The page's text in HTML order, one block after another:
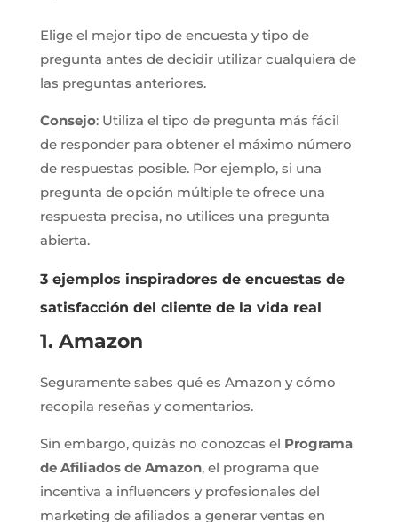
Elige el mejor tipo de encuesta y tipo de
pregunta antes de decidir utilizar cualquiera de
las preguntas anteriores.
Consejo: Utiliza el tipo de pregunta más fácil
de responder para obtener el máximo número
de respuestas posible. Por ejemplo, si una
pregunta de opción múltiple te ofrece una
respuesta precisa, no utilices una pregunta
abierta.
3 ejemplos inspiradores de encuestas de
satisfacción del cliente de la vida real
1. Amazon
Seguramente sabes qué es Amazon y cómo
recopila reseñas y comentarios.
Sin embargo, quizás no conozcas el Programa
de Afiliados de Amazon, el programa que
incentiva a influencers y profesionales del
marketing de afiliados a generar ventas en